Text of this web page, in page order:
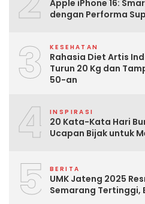
Apple iPhone 16:
dengan Performa
3 KESEHATAN
Rahasia Diet Artis
Turun 20 Kg dan
50-an
4 INSPIRASI
20 Kata-Kata Hari
Ucapan Bijak untuk
5 BERITA
UMK Jateng 2025
Semarang Tertinggi,